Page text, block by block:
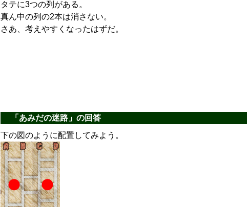
タテに3つの列がある。
真ん中の列の2本は消さない。
さあ、考えやすくなったはずだ。
「あみだの迷路」の回答
下の図のように配置してみよう。